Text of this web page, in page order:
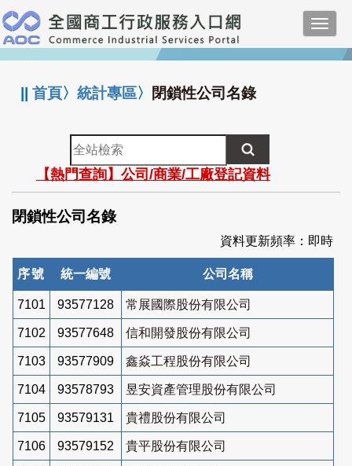
跳
到
主
要
:::
||首頁〉統計專區〉 閉鎖性公司名錄
全
站
檢
索
【熱門查詢】公司/商業/工廠登記資料
閉鎖性公司名錄
資料更新頻率：即時
序號 統一編號 公司名稱
7101 93577128 常展國際股份有限公司
7102 93577648 信和開發股份有限公司
7103 93577909 鑫焱工程股份有限公司
7104 93578793 昱安資產管理股份有限公司
7105 93579131 貴禮股份有限公司
7106 93579152 貴平股份有限公司